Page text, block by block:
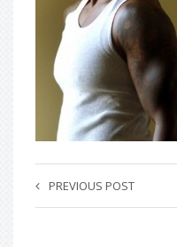
PREVIOUS POST